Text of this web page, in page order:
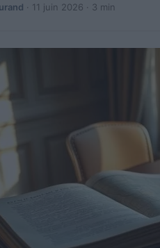
· 11 juin 2026 · 3 min